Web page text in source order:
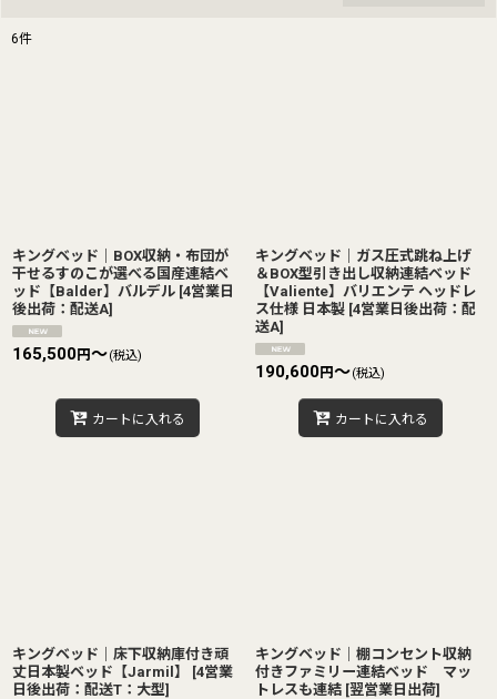
6件
キングベッド｜BOX収納・布団が
干せるすのこが選べる国産連結ベ
ッド【Balder】バルデル [4営業日
後出荷：配送A]
165,500円～(税込)
カートに入れる
キングベッド｜ガス圧式跳ね上げ
＆BOX型引き出し収納連結ベッド
【Valiente】バリエンテ ヘッドレ
ス仕様 日本製 [4営業日後出荷：配
送A]
190,600円～(税込)
カートに入れる
キングベッド｜床下収納庫付き頑
丈日本製ベッド【Jarmil】
[4営業
日後出荷：配送T：大型]
キングベッド｜棚コンセント収納
付きファミリー連結ベッド マッ
トレスも連結 [翌営業日出荷]